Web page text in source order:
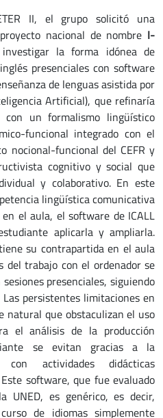
II, el grupo solicitó una
nacional de nombre I-
la forma idónea de
presenciales con software
de lenguas asistida por
Artificial), que refinaría
un formalismo lingüístico
funcional integrado con el
nocional-funcional del CEFR y
cognitivo y social que
y colaborativo. En este
lingüística comunicativa
el aula, el software de ICALL
aplicarla y ampliarla.
su contrapartida en el aula
trabajo con el ordenador se
presenciales, siguiendo
persistentes limitaciones en
natural que obstaculizan el uso
el análisis de la producción
se evitan gracias a la
actividades didácticas
software, que fue evaluado
es genérico, es decir,
de idiomas simplemente